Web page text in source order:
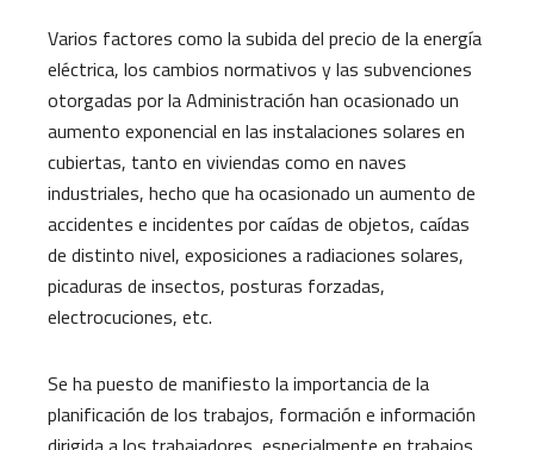
Varios factores como la subida del precio de la energía
eléctrica, los cambios normativos y las subvenciones
otorgadas por la Administración han ocasionado un
aumento exponencial en las instalaciones solares en
cubiertas, tanto en viviendas como en naves
industriales, hecho que ha ocasionado un aumento de
accidentes e incidentes por caídas de objetos, caídas
de distinto nivel, exposiciones a radiaciones solares,
picaduras de insectos, posturas forzadas,
electrocuciones, etc.
Se ha puesto de manifiesto la importancia de la
planificación de los trabajos, formación e información